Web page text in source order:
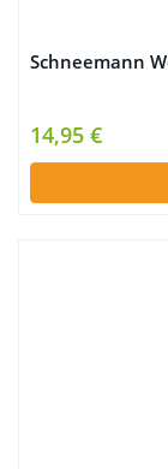
Schneemann
14,95 €